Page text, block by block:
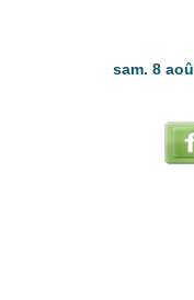
sam. 8